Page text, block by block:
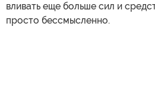
вливать еще больше сил и
просто бессмысленно.